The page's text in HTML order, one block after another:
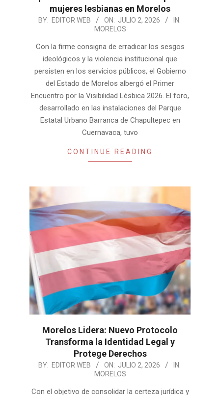
mujeres lesbianas en Morelos
2026-
02
BY: EDITOR WEB ON: JULIO 2, 2026
IN:
MORELOS
Con la firme consigna de erradicar los sesgos
ideológicos y la violencia institucional que
persisten en los servicios públicos, el Gobierno
del Estado de Morelos albergó el Primer
Encuentro por la Visibilidad Lésbica 2026. El foro,
desarrollado en las instalaciones del Parque
Estatal Urbano Barranca de Chapultepec en
Cuernavaca, tuvo
CONTINUE READING
Morelos Lidera: Nuevo Protocolo
Transforma la Identidad Legal y
Protege Derechos
2026-
02
BY: EDITOR WEB ON: JULIO 2, 2026
IN:
MORELOS
Con el objetivo de consolidar la certeza jurídica y